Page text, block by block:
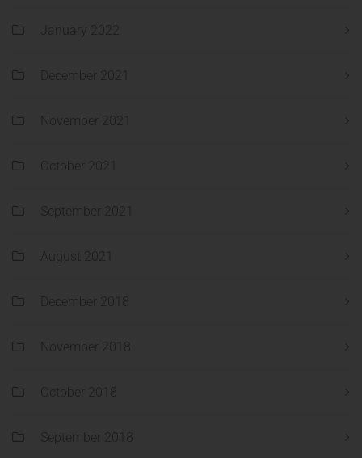
January 2022
December 2021
November 2021
October 2021
September 2021
August 2021
December 2018
November 2018
October 2018
September 2018